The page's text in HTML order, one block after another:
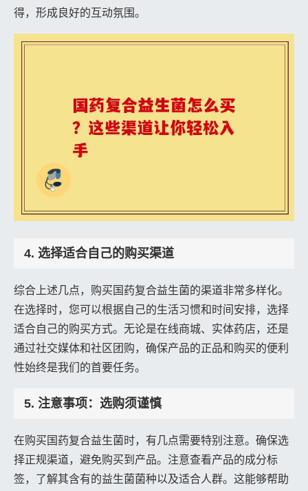
得，形成良好的互动氛围。
4. 选择适合自己的购买渠道
综合上述几点，购买国药复合益生菌的渠道非常多样化。
在选择时，您可以根据自己的生活习惯和时间安排，选择
适合自己的购买方式。无论是在线商城、实体药店，还是
通过社交媒体和社区团购，确保产品的正品和购买的便利
性始终是我们的首要任务。
5. 注意事项：选购须谨慎
在购买国药复合益生菌时，有几点需要特别注意。确保选
择正规渠道，避免购买到产品。注意查看产品的成分标
签，了解其含有的益生菌菌种以及适合人群。这能够帮助